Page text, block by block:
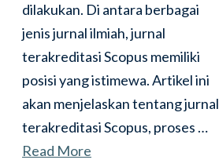
dilakukan. Di antara berbagai
jenis jurnal ilmiah, jurnal
terakreditasi Scopus memiliki
posisi yang istimewa. Artikel ini
akan menjelaskan tentang jurnal
terakreditasi Scopus, proses …
Read More